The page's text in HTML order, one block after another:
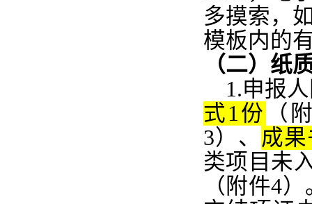
多摸索，
模板内的
（二） 纸
1.申报
式1份
（
3）、 成
类项目未
（附件4